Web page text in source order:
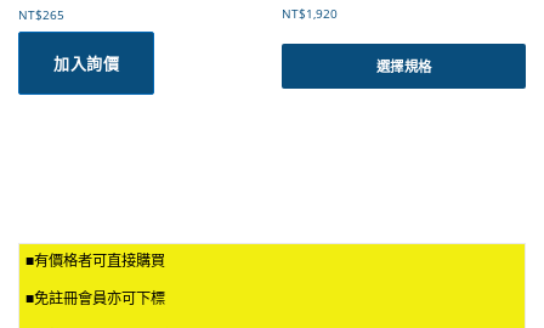
NT$265
加入詢價
NT$1,920
選擇規格
此
品
■有價格者可直接購買
■免註冊會員亦可下標